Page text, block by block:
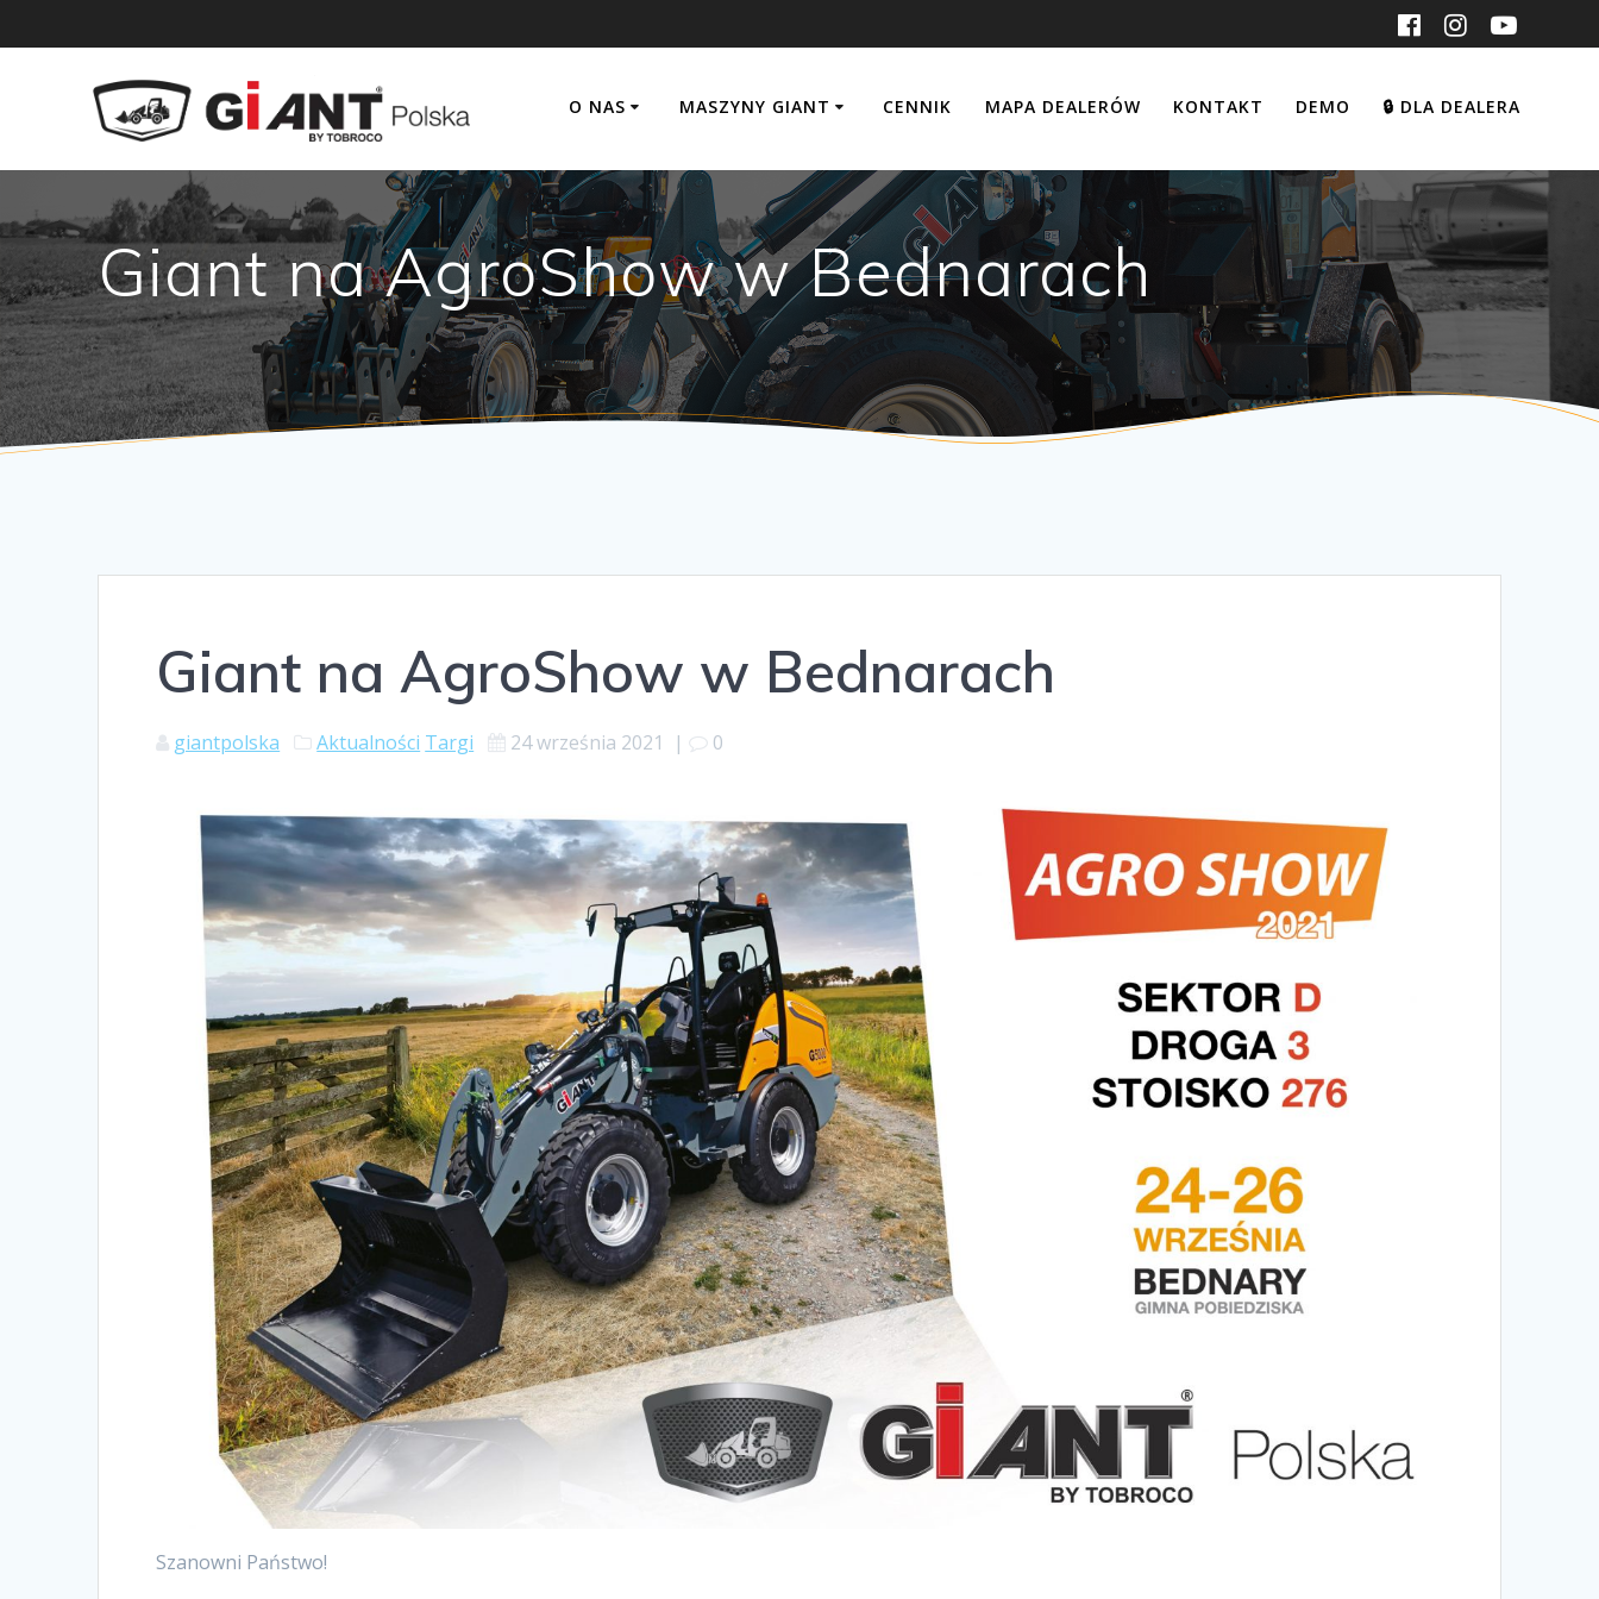
to
O NAS MASZYNY GIANT CENNIK MAPA DEALERÓW KONTAKT DEMO 🔒 DLA DEALERA
Giant na AgroShow w Bednarach
Giant na AgroShow w Bednarach
giantpolska Aktualności Targi 24 września 2021 | 0
Szanowni Państwo!